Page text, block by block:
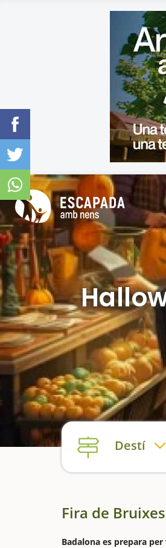
Destí
Fira de
Badalona es prepara